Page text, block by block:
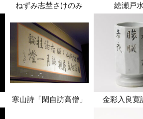
ねずみ志埜さけのみ 絵瀬戸
寒山詩「閑自訪高僧」 金彩入良寛